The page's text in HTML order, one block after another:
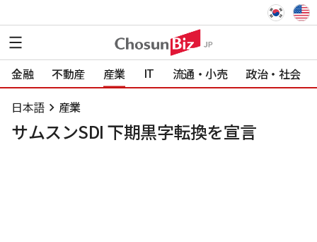
金融 不動産 産業 IT 流通・小売 政治・社会
日本語 産業
サムスンSDI 下期黒字転換を宣言